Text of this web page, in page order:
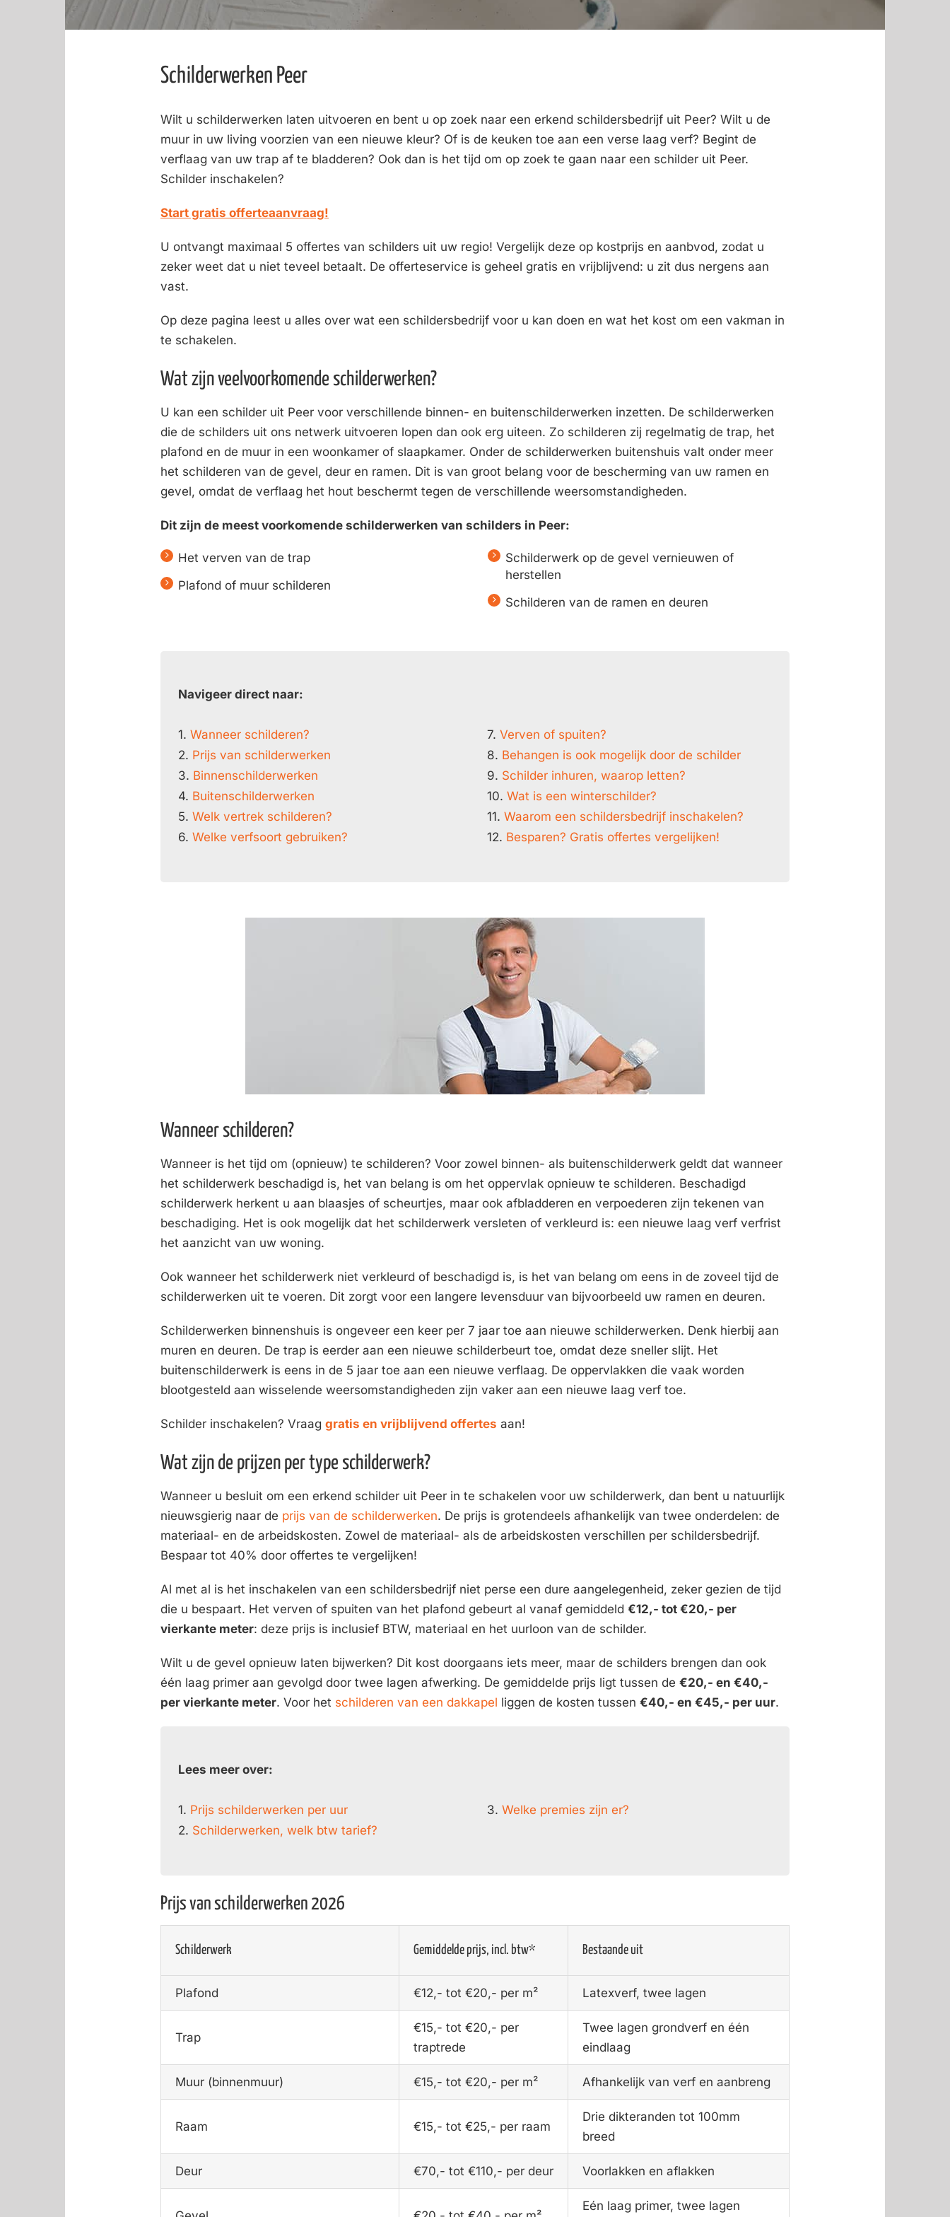
Schilderwerken Peer
Wilt u schilderwerken laten uitvoeren en bent u op zoek naar een erkend schildersbedrijf uit Peer? Wilt u de
muur in uw living voorzien van een nieuwe kleur? Of is de keuken toe aan een verse laag verf? Begint de
verflaag van uw trap af te bladderen? Ook dan is het tijd om op zoek te gaan naar een schilder uit Peer.
Schilder inschakelen?
Start gratis offerteaanvraag!
U ontvangt maximaal 5 offertes van schilders uit uw regio! Vergelijk deze op kostprijs en aanbvod, zodat u
zeker weet dat u niet teveel betaalt. De offerteservice is geheel gratis en vrijblijvend: u zit dus nergens aan
vast.
Op deze pagina leest u alles over wat een schildersbedrijf voor u kan doen en wat het kost om een vakman in
te schakelen.
Wat zijn veelvoorkomende schilderwerken?
U kan een schilder uit Peer voor verschillende binnen- en buitenschilderwerken inzetten. De schilderwerken
die de schilders uit ons netwerk uitvoeren lopen dan ook erg uiteen. Zo schilderen zij regelmatig de trap, het
plafond en de muur in een woonkamer of slaapkamer. Onder de schilderwerken buitenshuis valt onder meer
het schilderen van de gevel, deur en ramen. Dit is van groot belang voor de bescherming van uw ramen en
gevel, omdat de verflaag het hout beschermt tegen de verschillende weersomstandigheden.
Dit zijn de meest voorkomende schilderwerken van schilders in Peer:
Het verven van de trap
Plafond of muur schilderen
Schilderwerk op de gevel vernieuwen of
herstellen
Schilderen van de ramen en deuren
Navigeer direct naar:
1. Wanneer schilderen?
2. Prijs van schilderwerken
3. Binnenschilderwerken
4. Buitenschilderwerken
5. Welk vertrek schilderen?
6. Welke verfsoort gebruiken?
7. Verven of spuiten?
8. Behangen is ook mogelijk door de schilder
9. Schilder inhuren, waarop letten?
10. Wat is een winterschilder?
11. Waarom een schildersbedrijf inschakelen?
12. Besparen? Gratis offertes vergelijken!
Wanneer schilderen?
Wanneer is het tijd om (opnieuw) te schilderen? Voor zowel binnen- als buitenschilderwerk geldt dat wanneer
het schilderwerk beschadigd is, het van belang is om het oppervlak opnieuw te schilderen. Beschadigd
schilderwerk herkent u aan blaasjes of scheurtjes, maar ook afbladderen en verpoederen zijn tekenen van
beschadiging. Het is ook mogelijk dat het schilderwerk versleten of verkleurd is: een nieuwe laag verf verfrist
het aanzicht van uw woning.
Ook wanneer het schilderwerk niet verkleurd of beschadigd is, is het van belang om eens in de zoveel tijd de
schilderwerken uit te voeren. Dit zorgt voor een langere levensduur van bijvoorbeeld uw ramen en deuren.
Schilderwerken binnenshuis is ongeveer een keer per 7 jaar toe aan nieuwe schilderwerken. Denk hierbij aan
muren en deuren. De trap is eerder aan een nieuwe schilderbeurt toe, omdat deze sneller slijt. Het
buitenschilderwerk is eens in de 5 jaar toe aan een nieuwe verflaag. De oppervlakken die vaak worden
blootgesteld aan wisselende weersomstandigheden zijn vaker aan een nieuwe laag verf toe.
Schilder inschakelen? Vraag gratis en vrijblijvend offertes aan!
Wat zijn de prijzen per type schilderwerk?
Wanneer u besluit om een erkend schilder uit Peer in te schakelen voor uw schilderwerk, dan bent u natuurlijk
nieuwsgierig naar de prijs van de schilderwerken. De prijs is grotendeels afhankelijk van twee onderdelen: de
materiaal- en de arbeidskosten. Zowel de materiaal- als de arbeidskosten verschillen per schildersbedrijf.
Bespaar tot 40% door offertes te vergelijken!
Al met al is het inschakelen van een schildersbedrijf niet perse een dure aangelegenheid, zeker gezien de tijd
die u bespaart. Het verven of spuiten van het plafond gebeurt al vanaf gemiddeld €12,- tot €20,- per
vierkante meter: deze prijs is inclusief BTW, materiaal en het uurloon van de schilder.
Wilt u de gevel opnieuw laten bijwerken? Dit kost doorgaans iets meer, maar de schilders brengen dan ook
één laag primer aan gevolgd door twee lagen afwerking. De gemiddelde prijs ligt tussen de €20,- en €40,-
per vierkante meter. Voor het schilderen van een dakkapel liggen de kosten tussen €40,- en €45,- per uur.
Lees meer over:
1. Prijs schilderwerken per uur
2. Schilderwerken, welk btw tarief?
3. Welke premies zijn er?
Prijs van schilderwerken 2026
Schilderwerk Gemiddelde prijs, incl. btw* Bestaande uit
Plafond €12,- tot €20,- per m² Latexverf, twee lagen
Trap
€15,- tot €20,- per
traptrede
Twee lagen grondverf en één
eindlaag
Muur (binnenmuur) €15,- tot €20,- per m² Afhankelijk van verf en aanbreng
Raam €15,- tot €25,- per raam
Drie dikteranden tot 100mm
breed
Deur €70,- tot €110,- per deur Voorlakken en aflakken
Eén laag primer, twee lagen